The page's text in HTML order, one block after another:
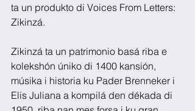
ta un produkto di Voices From Letters:
Zikinzá.
Zikinzá ta un patrimonio basá riba e
kolekshón úniko di 1400 kansión,
músika i historia ku Pader Brenneker i
Elis Juliana a kompilá den dékada di